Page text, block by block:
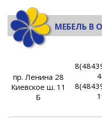
МЕБЕЛЬ В
пр. Ленина 28
Киевское ш. 11
Б